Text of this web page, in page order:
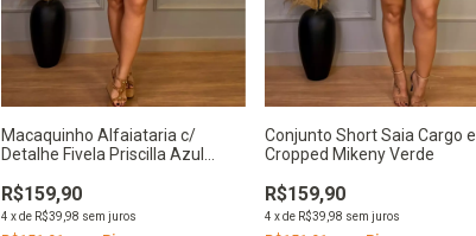
Macaquinho Alfaiataria c/
Detalhe Fivela Priscilla Azul
R$159,90
4 xde R$39,98 sem juros
Conjunto Short Saia Cargo e
Cropped Mikeny Verde
R$159,90
4 xde R$39,98 sem juros